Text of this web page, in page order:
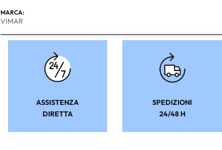
MARCA:
VIMAR
ASSISTENZA
DIRETTA
SPEDIZIONI
24/48 H